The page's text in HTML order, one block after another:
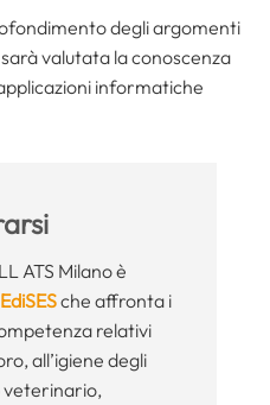
degli argomenti
valutata la conoscenza
informatiche
ATS Milano è
che affronta i
relativi
all’igiene degli
veterinario,